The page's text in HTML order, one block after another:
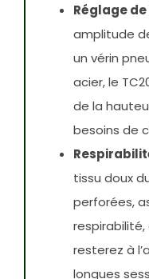
Réglage
amplitude
un vérin
acier, le
de la
besoins de
tissu doux
perforées,
respirabilité,
resterez à
longues